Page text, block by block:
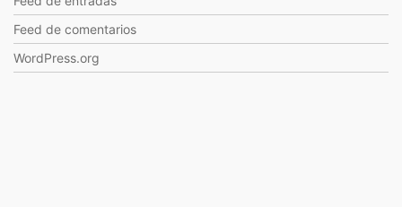
Feed de comentarios
WordPress.org